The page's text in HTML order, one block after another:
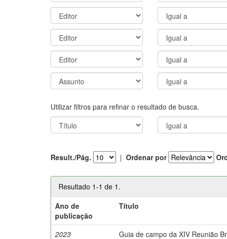
Utilizar filtros para refinar o resultado de busca.
Result./Pág. | Ordenar por
Resultado 1-1 de 1.
Ano de
publicação
Título
2023
Guia de campo da XIV Reunião